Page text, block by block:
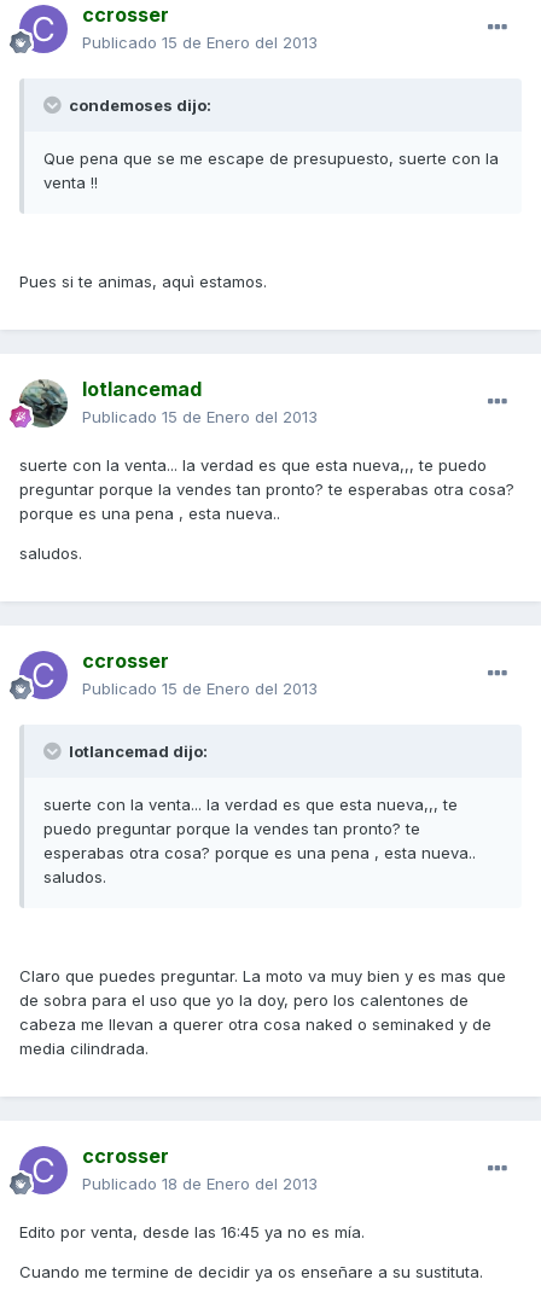
ccrosser
Publicado 15 de Enero del 2013
condemoses dijo:
Que pena que se me escape de presupuesto, suerte con la
venta !!
Pues si te animas, aquì estamos.
lotlancemad
Publicado 15 de Enero del 2013
suerte con la venta... la verdad es que esta nueva,,, te puedo
preguntar porque la vendes tan pronto? te esperabas otra cosa?
porque es una pena , esta nueva..
saludos.
ccrosser
Publicado 15 de Enero del 2013
lotlancemad dijo:
suerte con la venta... la verdad es que esta nueva,,, te
puedo preguntar porque la vendes tan pronto? te
esperabas otra cosa? porque es una pena , esta nueva..
saludos.
Claro que puedes preguntar. La moto va muy bien y es mas que
de sobra para el uso que yo la doy, pero los calentones de
cabeza me llevan a querer otra cosa naked o seminaked y de
media cilindrada.
ccrosser
Publicado 18 de Enero del 2013
Edito por venta, desde las 16:45 ya no es mía.
Cuando me termine de decidir ya os enseñare a su sustituta.